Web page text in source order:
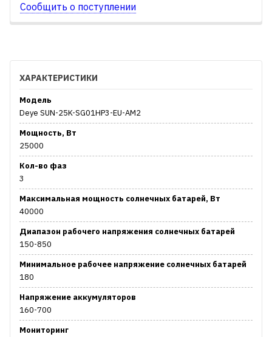
Сообщить о поступлении
ХАРАКТЕРИСТИКИ
Модель
Deye SUN-25K-SG01HP3-EU-AM2
Мощность, Вт
25000
Кол-во фаз
3
Максимальная мощность солнечных батарей, Вт
40000
Диапазон рабочего напряжения солнечных батарей
150-850
Минимальное рабочее напряжение солнечных батарей
180
Напряжение аккумуляторов
160-700
Мониторинг